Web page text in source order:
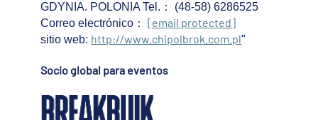
GDYNIA. POLONIA Tel. ：
(48-58) 6286525
Correo electrónico ： [email protected]
sitio web: http://www.chipolbrok.com.pl"
Socio global para eventos